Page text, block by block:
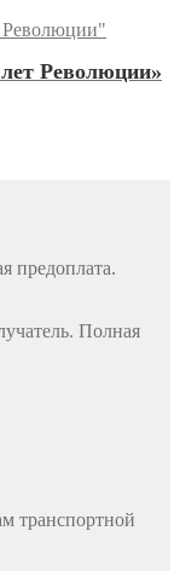
Революции»
предоплата.
Полная
транспортной